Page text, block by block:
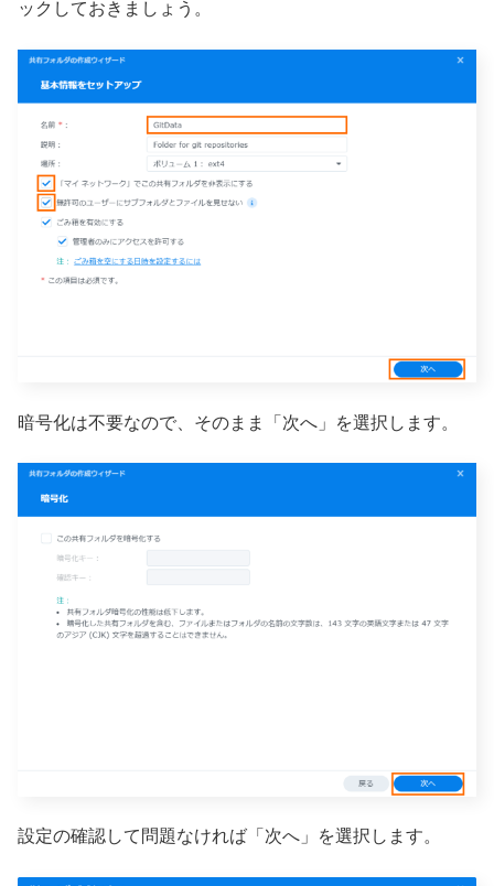
ックしておきましょう。
暗号化は不要なので、そのまま「次へ」を選択します。
設定の確認して問題なければ「次へ」を選択します。